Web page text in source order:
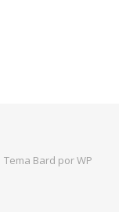
Tema Bard porWP